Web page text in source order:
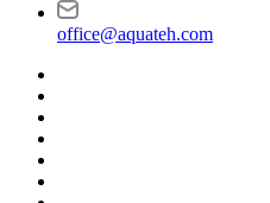
office@aquateh.com